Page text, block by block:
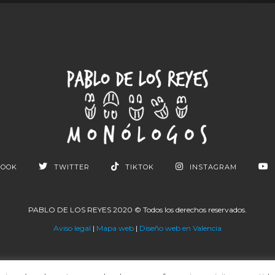
TWITTER TIKTOK INSTAGRAM
PABLO DE LOS REYES 2020 © Todos los derechos reservados.
Aviso legal | Mapa web | Diseño web en Valencia